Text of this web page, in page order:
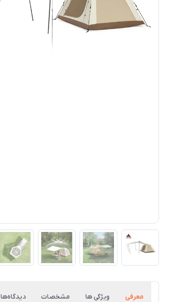
معرفی ویژگی ها مشخصات دیدگاه‌ها